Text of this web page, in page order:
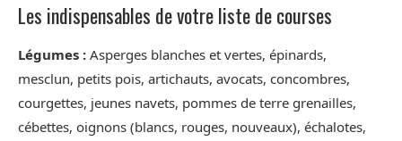
Les indispensables de votre liste de courses
Légumes : Asperges blanches et vertes, épinards,
mesclun, petits pois, artichauts, avocats, concombres,
courgettes, jeunes navets, pommes de terre grenailles,
cébettes, oignons (blancs, rouges, nouveaux), échalotes,